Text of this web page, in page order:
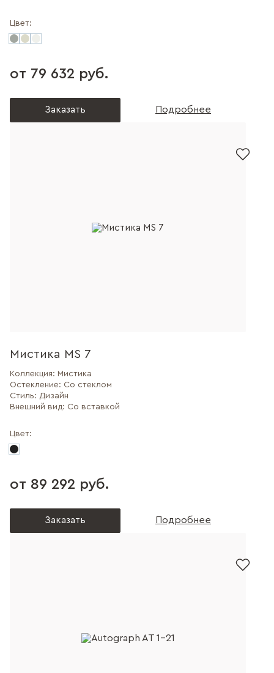
Цвет:
от 79 632 руб.
Заказать Подробнее
Мистика MS 7
Коллекция: Мистика
Остекление: Со стеклом
Стиль: Дизайн
Внешний вид: Со вставкой
Цвет:
от 89 292 руб.
Заказать Подробнее